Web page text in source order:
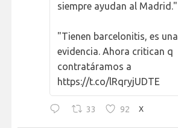
siempre ayudan al Madrid."
"Tienen barcelonitis, es una
evidencia. Ahora critican q
contratáramos a
https://t.co/lRqryjUDTE
33 92 X